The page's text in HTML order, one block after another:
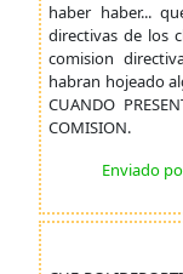
haber haber...
directivas de los
comision
habran hojeado
CUANDO
COMISION.
Enviado